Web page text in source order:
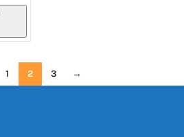
1 2 3 →